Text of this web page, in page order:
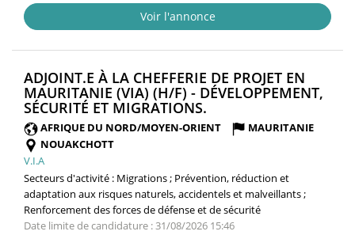
Voir l'annonce
ADJOINT.E À LA CHEFFERIE DE PROJET EN
MAURITANIE (VIA) (H/F) - DÉVELOPPEMENT,
SÉCURITÉ ET MIGRATIONS.
FENÊTRE)
AFRIQUE DU NORD/MOYEN-ORIENT
MAURITANIE
NOUAKCHOTT
V.I.A
Secteurs d'activité : Migrations ; Prévention, réduction et
adaptation aux risques naturels, accidentels et malveillants ;
Renforcement des forces de défense et de sécurité
Date limite de candidature : 31/08/2026 15:46